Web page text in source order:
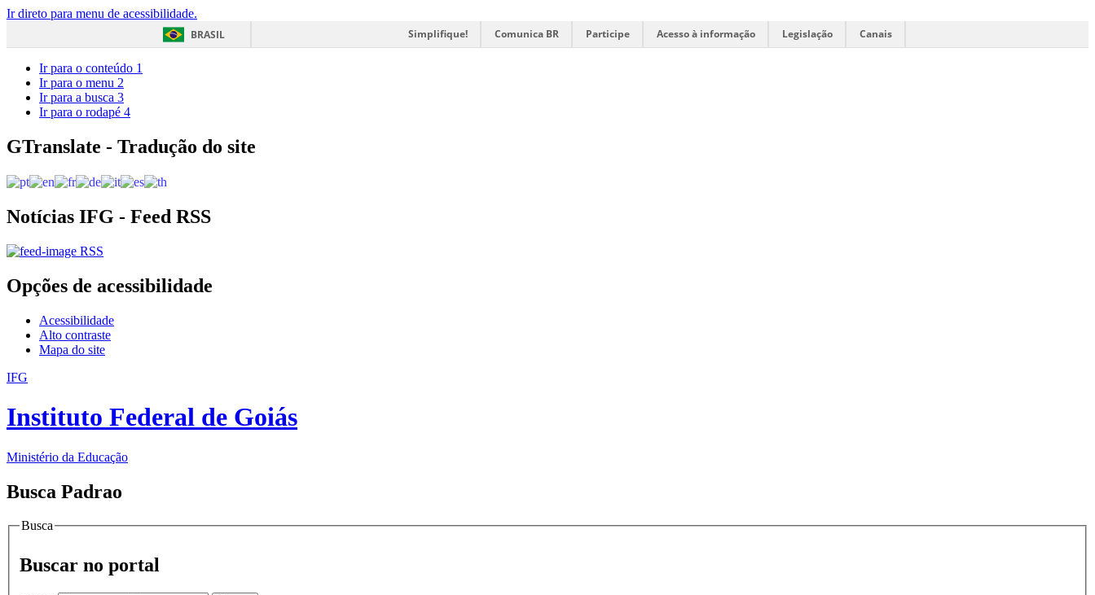
Ir direto para menu de acessibilidade.
BRASIL
Simplifique! Comunica BR Participe Acesso à informação Legislação Canais
Ir para o conteúdo 1
Ir para o menu 2
Ir para a busca 3
Ir para o rodapé 4
GTranslate - Tradução do site
Notícias IFG - Feed RSS
RSS
Opções de acessibilidade
Acessibilidade
Alto contraste
Mapa do site
IFG
Instituto Federal de Goiás
Ministério da Educação
Busca Padrao
Busca
Buscar no portal